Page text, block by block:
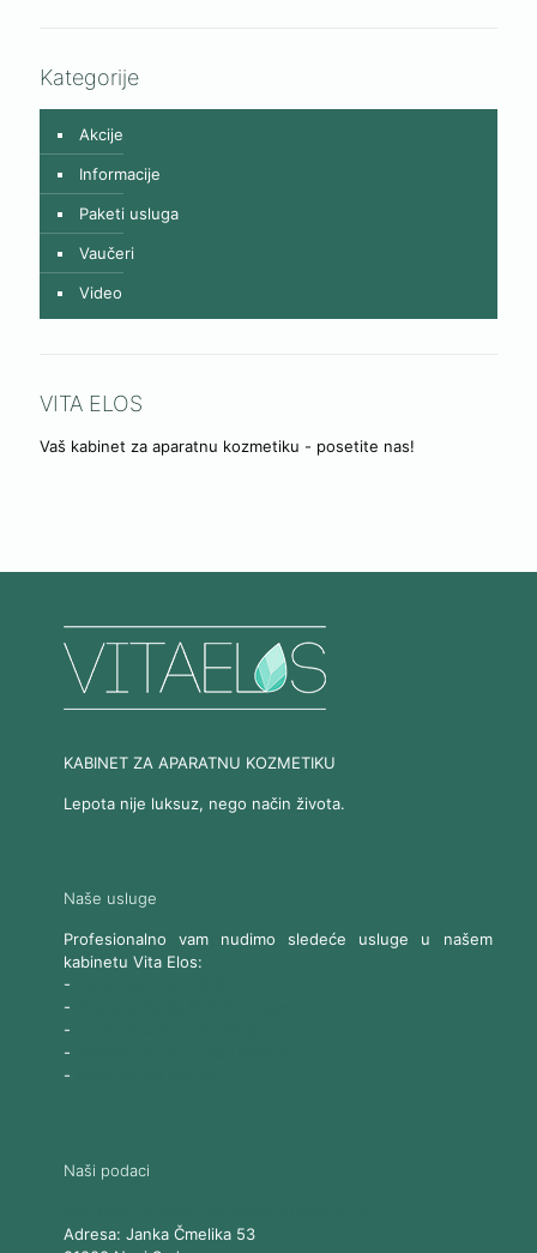
Kategorije
Akcije
Informacije
Paketi usluga
Vaučeri
Video
VITA ELOS
Vaš kabinet za aparatnu kozmetiku - posetite nas!
KABINET ZA APARATNU KOZMETIKU
Lepota nije luksuz, nego način života.
Naše usluge
Profesionalno vam nudimo sledeće usluge u našem
kabinetu Vita Elos:
-
-
-
-
-
Naši podaci
Adresa: Janka Čmelika 53